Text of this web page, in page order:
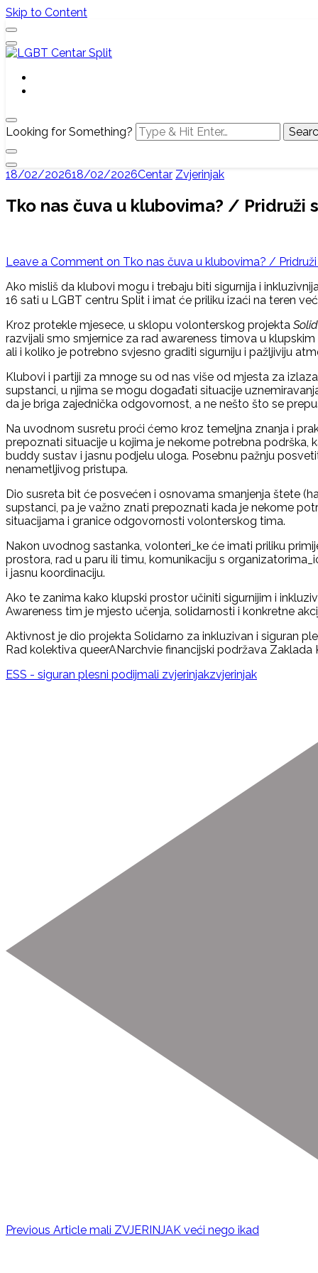
Skip to Content
LGBT Centar Split
Službena web stranica LGBT centra Split, Croatia
Looking for Something?
18/02/202618/02/2026Centar Zvjerinjak
Tko nas čuva u klubovima? / Pridruži
Leave a Comment on Tko nas čuva u klubovima? /
Ako misliš da klubovi mogu i trebaju biti sigurnija i
16 sati u LGBT centru Split i imat će priliku izaći na teren
Kroz protekle mjesece, u sklopu volonterskog projekta
razvijali smo smjernice za rad awareness timova u
ali i koliko je potrebno svjesno graditi sigurniju i pažljiviju
Klubovi i partiji za mnoge su od nas više od mjesta za
supstanci, u njima se mogu događati situacije
da je briga zajednička odgovornost, a ne nešto što se
Na uvodnom susretu proći ćemo kroz temeljna znanja i
prepoznati situacije u kojima je nekome potrebna podrška,
buddy sustav i jasnu podjelu uloga. Posebnu pažnju
nenametljivog pristupa.
Dio susreta bit će posvećen i osnovama smanjenja štete
supstanci, pa je važno znati prepoznati kada je nekome
situacijama i granice odgovornosti volonterskog tima.
Nakon uvodnog sastanka, volonteri_ke će imati priliku
prostora, rad u paru ili timu, komunikaciju s
i jasnu koordinaciju.
Ako te zanima kako klupski prostor učiniti sigurnijim i
Awareness tim je mjesto učenja, solidarnosti i konkretne
Aktivnost je dio projekta Solidarno za inkluzivan i siguran
Rad kolektiva queerANarchvie financijski podržava Zaklada
ESS - siguran plesni podijmali zvjerinjakzvjerinjak
Previous Article mali ZVJERINJAK veći nego ikad